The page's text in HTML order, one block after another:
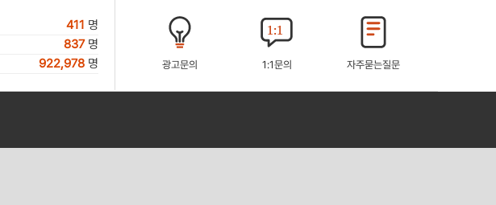
411 명
837명
922,978 명 광고문의 1:1문의 자주묻는질문